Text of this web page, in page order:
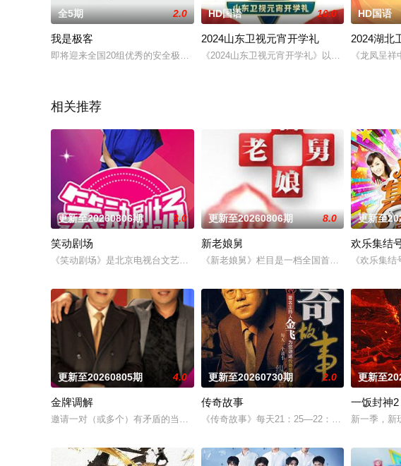
全5期 2.0
我是极客
即将迎来全国20组优秀的安全极客，他们将在5天的时间内大显身手，用智慧攀登闪耀
HD国语 10.0
2024山东卫视元宵开学礼
《2024山东卫视元宵开学礼》以有趣、有情、
HD国语
2024湖北
《龙凤呈
相关推荐
更新至20260806期 3.0
笑动剧场
《笑动剧场》是北京电视台文艺节目中心唯一一档日播的“语言类”栏目。“强力推出”第
更新至20260806期 8.0
新老娘舅
《新老娘舅》栏目是一档全国首创的调解类谈
更新至
欢乐集结
《欢乐集
更新至20260805期 4.0
金牌调解
邀请一对（或多个）有矛盾的当事人进入演播室，主持人和人民调解员现场为当事人
更新至20260730期 2.0
传奇故事
《传奇故事》每天21：25—22：00在江西卫视
更新至
一饭封神2
新一季，新